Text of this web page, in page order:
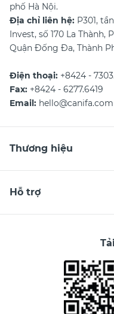
phố Hà Nội.
Địa chỉ liên hệ: P301,
Invest, số 170 La Thành,
Quận Đống Đa, Thành
Điện thoại: +8424 -
Fax: +8424 - 6277.6419
Email: hello@canifa.com
Thương hiệu
Hỗ trợ